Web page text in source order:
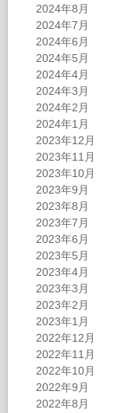
2024年8月
2024年7月
2024年6月
2024年5月
2024年4月
2024年3月
2024年2月
2024年1月
2023年12月
2023年11月
2023年10月
2023年9月
2023年8月
2023年7月
2023年6月
2023年5月
2023年4月
2023年3月
2023年2月
2023年1月
2022年12月
2022年11月
2022年10月
2022年9月
2022年8月